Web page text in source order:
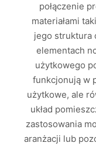
połączenie
materiałami
jego struktura
elementach
użytkowego
funkcjonują w
użytkowe, ale
układ
zastosowania
aranżacji lub